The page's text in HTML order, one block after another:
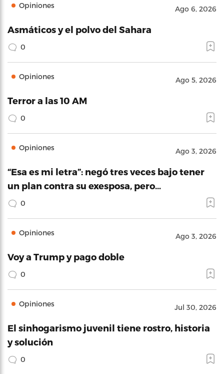
Opiniones Ago 6, 2026
Asmáticos y el polvo del Sahara
0
Opiniones Ago 5, 2026
Terror a las 10 AM
0
Opiniones Ago 3, 2026
“Esa es mi letra”: negó tres veces bajo tener
un plan contra su exesposa, pero…
0
Opiniones Ago 3, 2026
Voy a Trump y pago doble
0
Opiniones Jul 30, 2026
El sinhogarismo juvenil tiene rostro, historia
y solución
0